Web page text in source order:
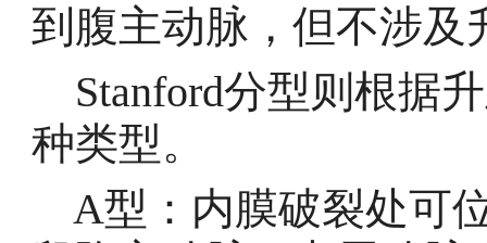
到腹主动脉，但不
Stanford分型则根据
种类型。
A型：内膜破裂处可